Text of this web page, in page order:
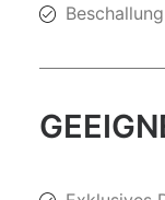
Beschallung